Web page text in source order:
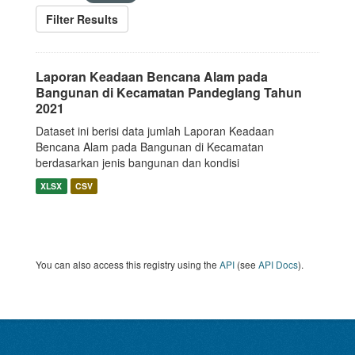
Filter Results
Laporan Keadaan Bencana Alam pada
Bangunan di Kecamatan Pandeglang Tahun
2021
Dataset ini berisi data jumlah Laporan Keadaan
Bencana Alam pada Bangunan di Kecamatan
berdasarkan jenis bangunan dan kondisi
XLSX CSV
You can also access this registry using the API (see API Docs).